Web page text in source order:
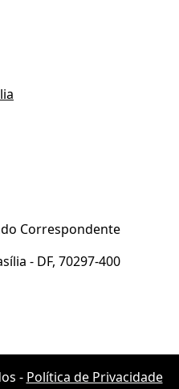
Correspondente
- DF, 70297-400
- Política de Privacidade